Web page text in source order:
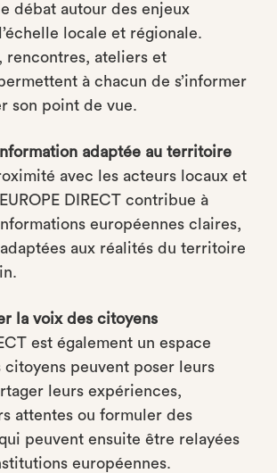
débat autour des enjeux
locale et régionale.
rencontres, ateliers et
à chacun de s’informer
son point de vue.
adaptée au territoire
avec les acteurs locaux et
DIRECT contribue à
européennes claires,
aux réalités du territoire
la voix des citoyens
est également un espace
citoyens peuvent poser leurs
leurs expériences,
attentes ou formuler des
peuvent ensuite être relayées
européennes.